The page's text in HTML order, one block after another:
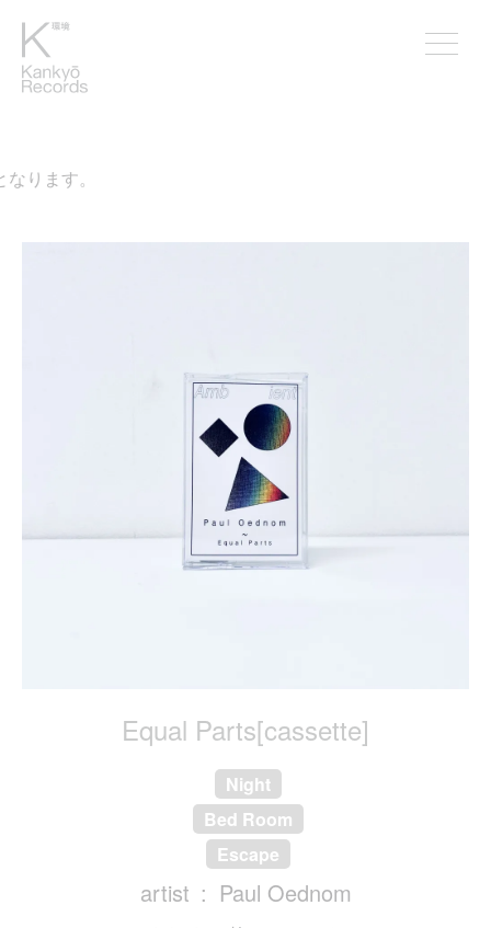
ります。
Equal Parts[cassette]
Night
Bed Room
Escape
artist
Paul Oednom